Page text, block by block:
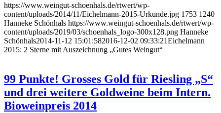
https://www.weingut-schoenhals.de/rtwert/wp-
content/uploads/2014/11/Eichelmann-2015-Urkunde.jpg 1753 1240
Hanneke Schönhals https://www.weingut-schoenhals.de/rtwert/wp-
content/uploads/2019/03/schoenhals_logo-300x128.png Hanneke
Schönhals2014-11-12 15:01:582016-12-02 09:33:21Eichelmann
2015: 2 Sterne mit Auszeichnung „Gutes Weingut“
99 Punkte! Grosses Gold für Riesling „S“
und drei weitere Goldweine beim Intern.
Bioweinpreis 2014